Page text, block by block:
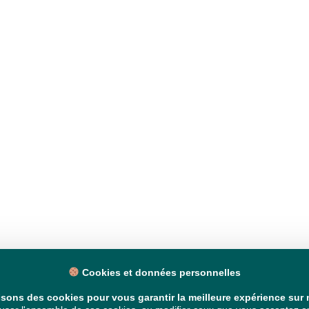
Cookies et données personnelles
des cookies pour vous garantir la meilleure expérience sur